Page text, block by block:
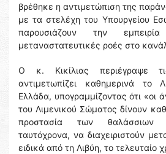
βρέθηκε η αντιμετώπιση της
με τα στελέχη του Υπουργείου
παρουσιάζουν την
μεταναστατευτικές ροές στο
Ο κ. Κικίλιας περιέγραψε
αντιμετωπίζει καθημερινά το
Ελλάδα, υπογραμμίζοντας ότι «οι
του Λιμενικού Σώματος δίνουν
προστασία των θαλάσσιων
ταυτόχρονα, να διαχειριστούν
ειδικά από τη Λιβύη, το τελευταίο